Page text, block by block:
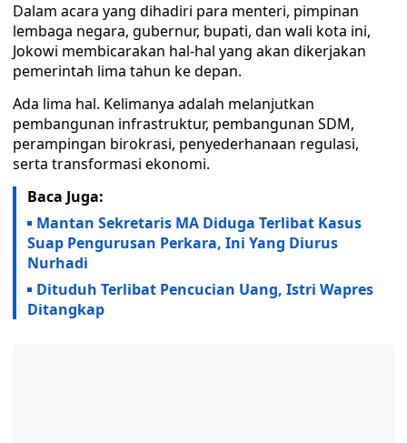
Dalam acara yang dihadiri para menteri, pimpinan
lembaga negara, gubernur, bupati, dan wali kota ini,
Jokowi membicarakan hal-hal yang akan dikerjakan
pemerintah lima tahun ke depan.
Ada lima hal. Kelimanya adalah melanjutkan
pembangunan infrastruktur, pembangunan SDM,
perampingan birokrasi, penyederhanaan regulasi,
serta transformasi ekonomi.
Baca Juga:
Mantan Sekretaris MA Diduga Terlibat Kasus
Suap Pengurusan Perkara, Ini Yang Diurus
Nurhadi
Dituduh Terlibat Pencucian Uang, Istri Wapres
Ditangkap